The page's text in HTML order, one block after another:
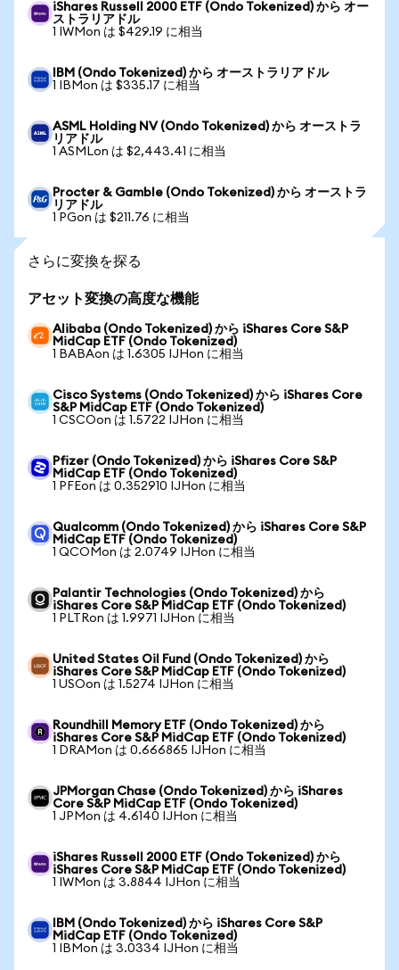
iShares Russell 2000 ETF (Ondo Tokenized) から オー
ストラリアドル
1 IWMon は $429.19 に相当
IBM (Ondo Tokenized) から オーストラリアドル
1 IBMon は $335.17 に相当
ASML Holding NV (Ondo Tokenized) から オーストラ
リアドル
1 ASMLon は $2,443.41 に相当
Procter & Gamble (Ondo Tokenized) から オーストラ
リアドル
1 PGon は $211.76 に相当
さらに変換を探る
アセット変換の高度な機能
Alibaba (Ondo Tokenized) から iShares Core S&P
MidCap ETF (Ondo Tokenized)
1 BABAon は 1.6305 IJHon に相当
Cisco Systems (Ondo Tokenized) から iShares Core
S&P MidCap ETF (Ondo Tokenized)
1 CSCOon は 1.5722 IJHon に相当
Pfizer (Ondo Tokenized) から iShares Core S&P
MidCap ETF (Ondo Tokenized)
1 PFEon は 0.352910 IJHon に相当
Qualcomm (Ondo Tokenized) から iShares Core S&P
MidCap ETF (Ondo Tokenized)
1 QCOMon は 2.0749 IJHon に相当
Palantir Technologies (Ondo Tokenized) から
iShares Core S&P MidCap ETF (Ondo Tokenized)
1 PLTRon は 1.9971 IJHon に相当
United States Oil Fund (Ondo Tokenized) から
iShares Core S&P MidCap ETF (Ondo Tokenized)
1 USOon は 1.5274 IJHon に相当
Roundhill Memory ETF (Ondo Tokenized) から
iShares Core S&P MidCap ETF (Ondo Tokenized)
1 DRAMon は 0.666865 IJHon に相当
JPMorgan Chase (Ondo Tokenized) から iShares
Core S&P MidCap ETF (Ondo Tokenized)
1 JPMon は 4.6140 IJHon に相当
iShares Russell 2000 ETF (Ondo Tokenized) から
iShares Core S&P MidCap ETF (Ondo Tokenized)
1 IWMon は 3.8844 IJHon に相当
IBM (Ondo Tokenized) から iShares Core S&P
MidCap ETF (Ondo Tokenized)
1 IBMon は 3.0334 IJHon に相当